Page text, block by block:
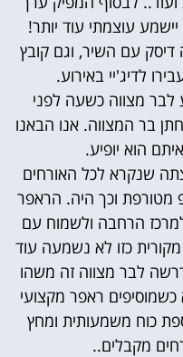
עוצמתי עוד יותר!
עם השיר, וגם קובץ
לדיג'יי באירוע.
לבר מצווה כשעה לפני
בר המצווה. אנו הבאנו
הוא יופיע.
שנקרא לכל האורחים
מטורפת וכך היה. הראפר
הרחבה ולשמוח עם
כזו לא נשמעה עוד
לבר מצווה זה משהו
כשמוסיפים ראפר מקצועי
כוח משמעותית ומחץ
מקבלים..